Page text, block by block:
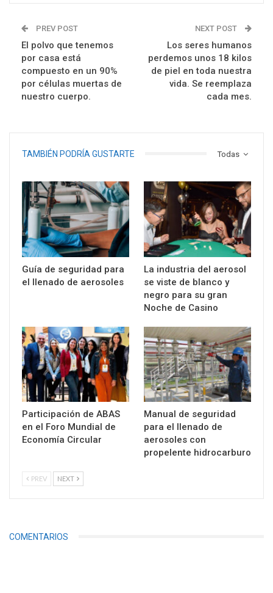
PREV POST
El polvo que tenemos
por casa está
compuesto en un 90%
por células muertas de
nuestro cuerpo.
NEXT POST
Los seres humanos
perdemos unos 18 kilos
de piel en toda nuestra
vida. Se reemplaza
cada mes.
Todas
TAMBIÉN PODRÍA GUSTARTE
Guía de seguridad para
el llenado de aerosoles
La industria del aerosol
se viste de blanco y
negro para su gran
Noche de Casino
Participación de ABAS
en el Foro Mundial de
Economía Circular
Manual de seguridad
para el llenado de
aerosoles con
propelente hidrocarburo
PREV NEXT
COMENTARIOS